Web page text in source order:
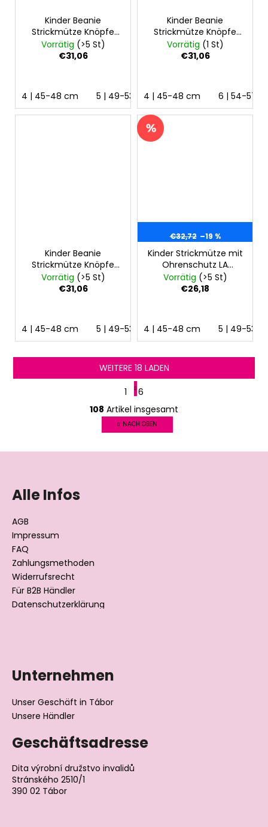
Kinder Beanie
Strickmütze Knöpfe
Bommel Outlast® -
Khaki
Vorrätig (>5 St)
€31,06
4 | 45-48 cm 5 | 49-53 cm 6 | 54-57 cm
Kinder Beanie
Strickmütze Knöpfe
Bommel Outlast® -
Hellviolett
Vorrätig (1 St)
€31,06
4 | 45-48 cm 6 | 54-57
Kinder Beanie
Strickmütze Knöpfe
Bommel Outlast® -
Beige
Vorrätig (>5 St)
€31,06
4 | 45-48 cm 5 | 49-53 cm 6 | 54-57 cm
€32,72 –19 %
Kinder Strickmütze mit
Ohrenschutz LA
Outlast® - Terracotta
Vorrätig (>5 St)
€26,18
4 | 45-48 cm 5 | 49-53
S
t
e
e
WEITERE 18 LADEN
P
a
g
i
n
e
1
6
108 Artikel insgesamt
NACH OBEN
Alle Infos
AGB
Impressum
FAQ
Zahlungsmethoden
Widerrufsrecht
Für B2B Händler
Datenschutzerklärung
Unternehmen
Unser Geschäft in Tábor
Unsere Händler
Geschäftsadresse
Dita výrobní družstvo invalidů
Stránského 2510/1
390 02 Tábor